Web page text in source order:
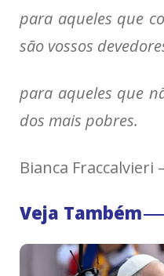
para aqueles que
são vossos
para aqueles que
dos mais pobres.
Bianca Fraccalvieri
Veja Também